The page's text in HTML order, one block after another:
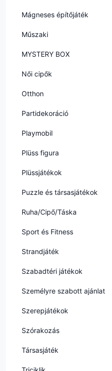
Mágneses építőjáték
Műszaki
MYSTERY BOX
Női cipők
Otthon
Partidekoráció
Playmobil
Plüss figura
Plüssjátékok
Puzzle és társasjátékok
Ruha/Cipő/Táska
Sport és Fitness
Strandjáték
Szabadtéri játékok
Személyre szabott ajánlat
Szerepjátékok
Szórakozás
Társasjáték